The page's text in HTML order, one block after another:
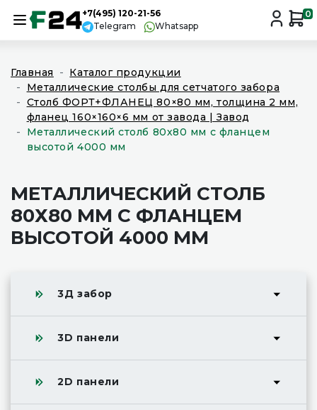
+7(495) 120-21-56
Telegram
Whatsapp
0
Главная
Каталог продукции
Металлические столбы для сетчатого забора
Столб ФОРТ+ФЛАНЕЦ 80×80 мм, толщина 2 мм,
фланец 160×160×6 мм от завода | Завод
Металлический столб 80х80 мм с фланцем
высотой 4000 мм
МЕТАЛЛИЧЕСКИЙ СТОЛБ
80Х80 ММ С ФЛАНЦЕМ
ВЫСОТОЙ 4000 ММ
3Д забор
3D панели
2D панели